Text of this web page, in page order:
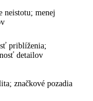
neistotu; menej
priblíženia;
detailov
značkové pozadia